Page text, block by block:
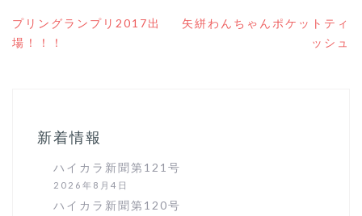
投
稿
ナ
プリングランプリ2017出
場！！！
矢絣わんちゃんポケットティ
ッシュ
新着情報
ハイカラ新聞第121号
2026年8月4日
ハイカラ新聞第120号